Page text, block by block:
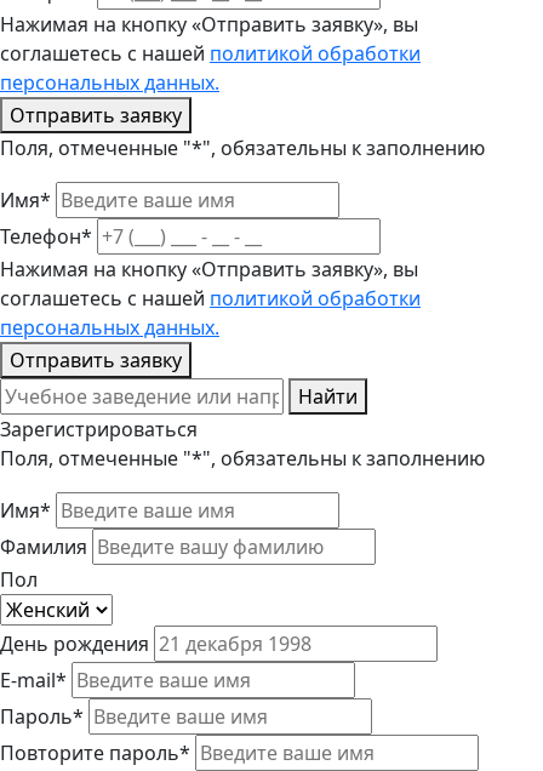
Нажимая на кнопку «Отправить заявку», вы
соглашетесь с нашей политикой обработки
персональных данных.
Отправить заявку
Поля, отмеченные "*", обязательны к заполнению
Имя*
Телефон*
Нажимая на кнопку «Отправить заявку», вы
соглашетесь с нашей политикой обработки
персональных данных.
Отправить заявку
Найти
Зарегистрироваться
Поля, отмеченные "*", обязательны к заполнению
Имя*
Фамилия
Пол
День рождения
E-mail*
Пароль*
Повторите пароль*